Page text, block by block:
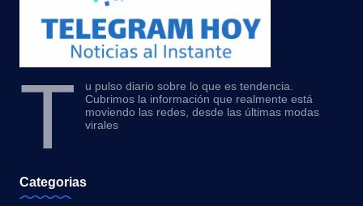
T
u pulso diario sobre lo que es tendencia.
Cubrimos la información que realmente está
moviendo las redes, desde las últimas modas
virales
Categorias